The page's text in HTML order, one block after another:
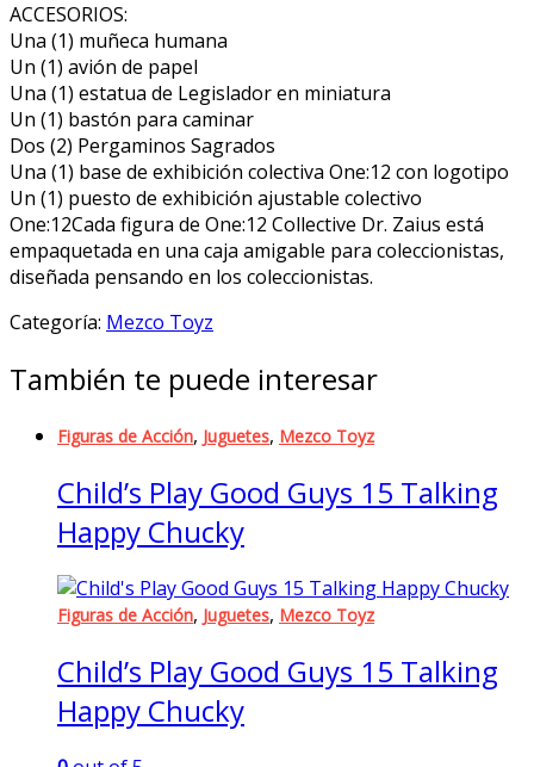
ACCESORIOS:
Una (1) muñeca humana
Un (1) avión de papel
Una (1) estatua de Legislador en miniatura
Un (1) bastón para caminar
Dos (2) Pergaminos Sagrados
Una (1) base de exhibición colectiva One:12 con logotipo
Un (1) puesto de exhibición ajustable colectivo
One:12Cada figura de One:12 Collective Dr. Zaius está
empaquetada en una caja amigable para coleccionistas,
diseñada pensando en los coleccionistas.
Categoría: Mezco Toyz
También te puede interesar
Figuras de Acción, Juguetes, Mezco Toyz
Child’s Play Good Guys 15 Talking
Happy Chucky
Figuras de Acción, Juguetes, Mezco Toyz
Child’s Play Good Guys 15 Talking
Happy Chucky